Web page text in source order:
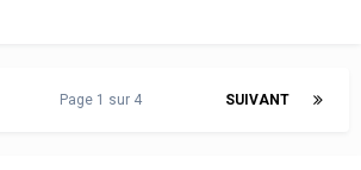
SUIVANT
Page 1 sur 4